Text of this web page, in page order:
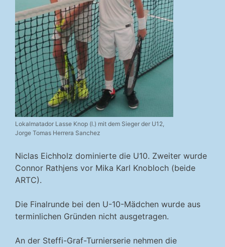
Lokalmatador Lasse Knop (l.) mit dem Sieger der U12,
Jorge Tomas Herrera Sanchez
Niclas Eichholz dominierte die U10. Zweiter wurde
Connor Rathjens vor Mika Karl Knobloch (beide
ARTC).
Die Finalrunde bei den U-10-Mädchen wurde aus
terminlichen Gründen nicht ausgetragen.
An der Steffi-Graf-Turnierserie nehmen die